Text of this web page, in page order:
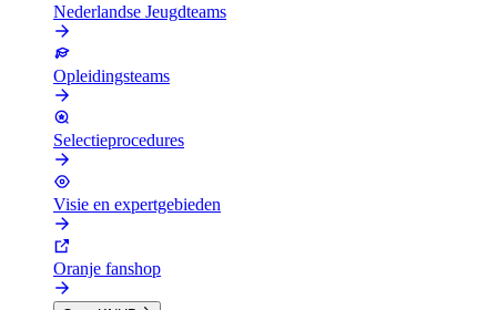
Nederlandse Jeugdteams
Opleidingsteams
Selectieprocedures
Visie en expertgebieden
Oranje fanshop